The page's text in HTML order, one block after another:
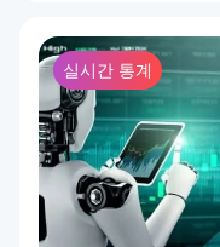
📌 중개인 요구사항
DAX Pro Trader는
Germany40 /
빠른 실행과 낮
유럽 세션 동안
ECN/Raw 계좌
이 봇은
향상
될
수
있습
니
다.
기본
매개
변수
를
사용
하여
cBot
을
시작
cBot
은
모든
계정
에서
동일
한
성능
실시간 통계